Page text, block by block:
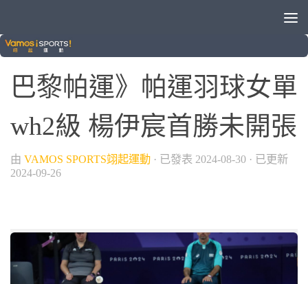
2024巴黎帕運
巴黎帕運》帕運羽球女單
wh2級 楊伊宸首勝未開張
由 VAMOS SPORTS翊起運動 · 已發表 2024-08-30 · 已更新
2024-09-26